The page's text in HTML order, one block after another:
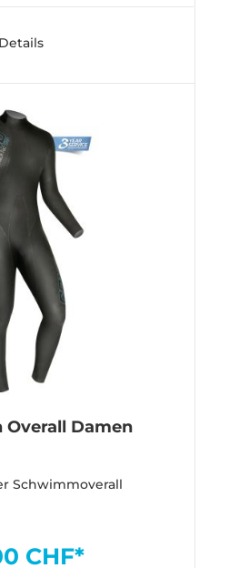
Details
Overall Damen
Schwimmoverall
CHF*